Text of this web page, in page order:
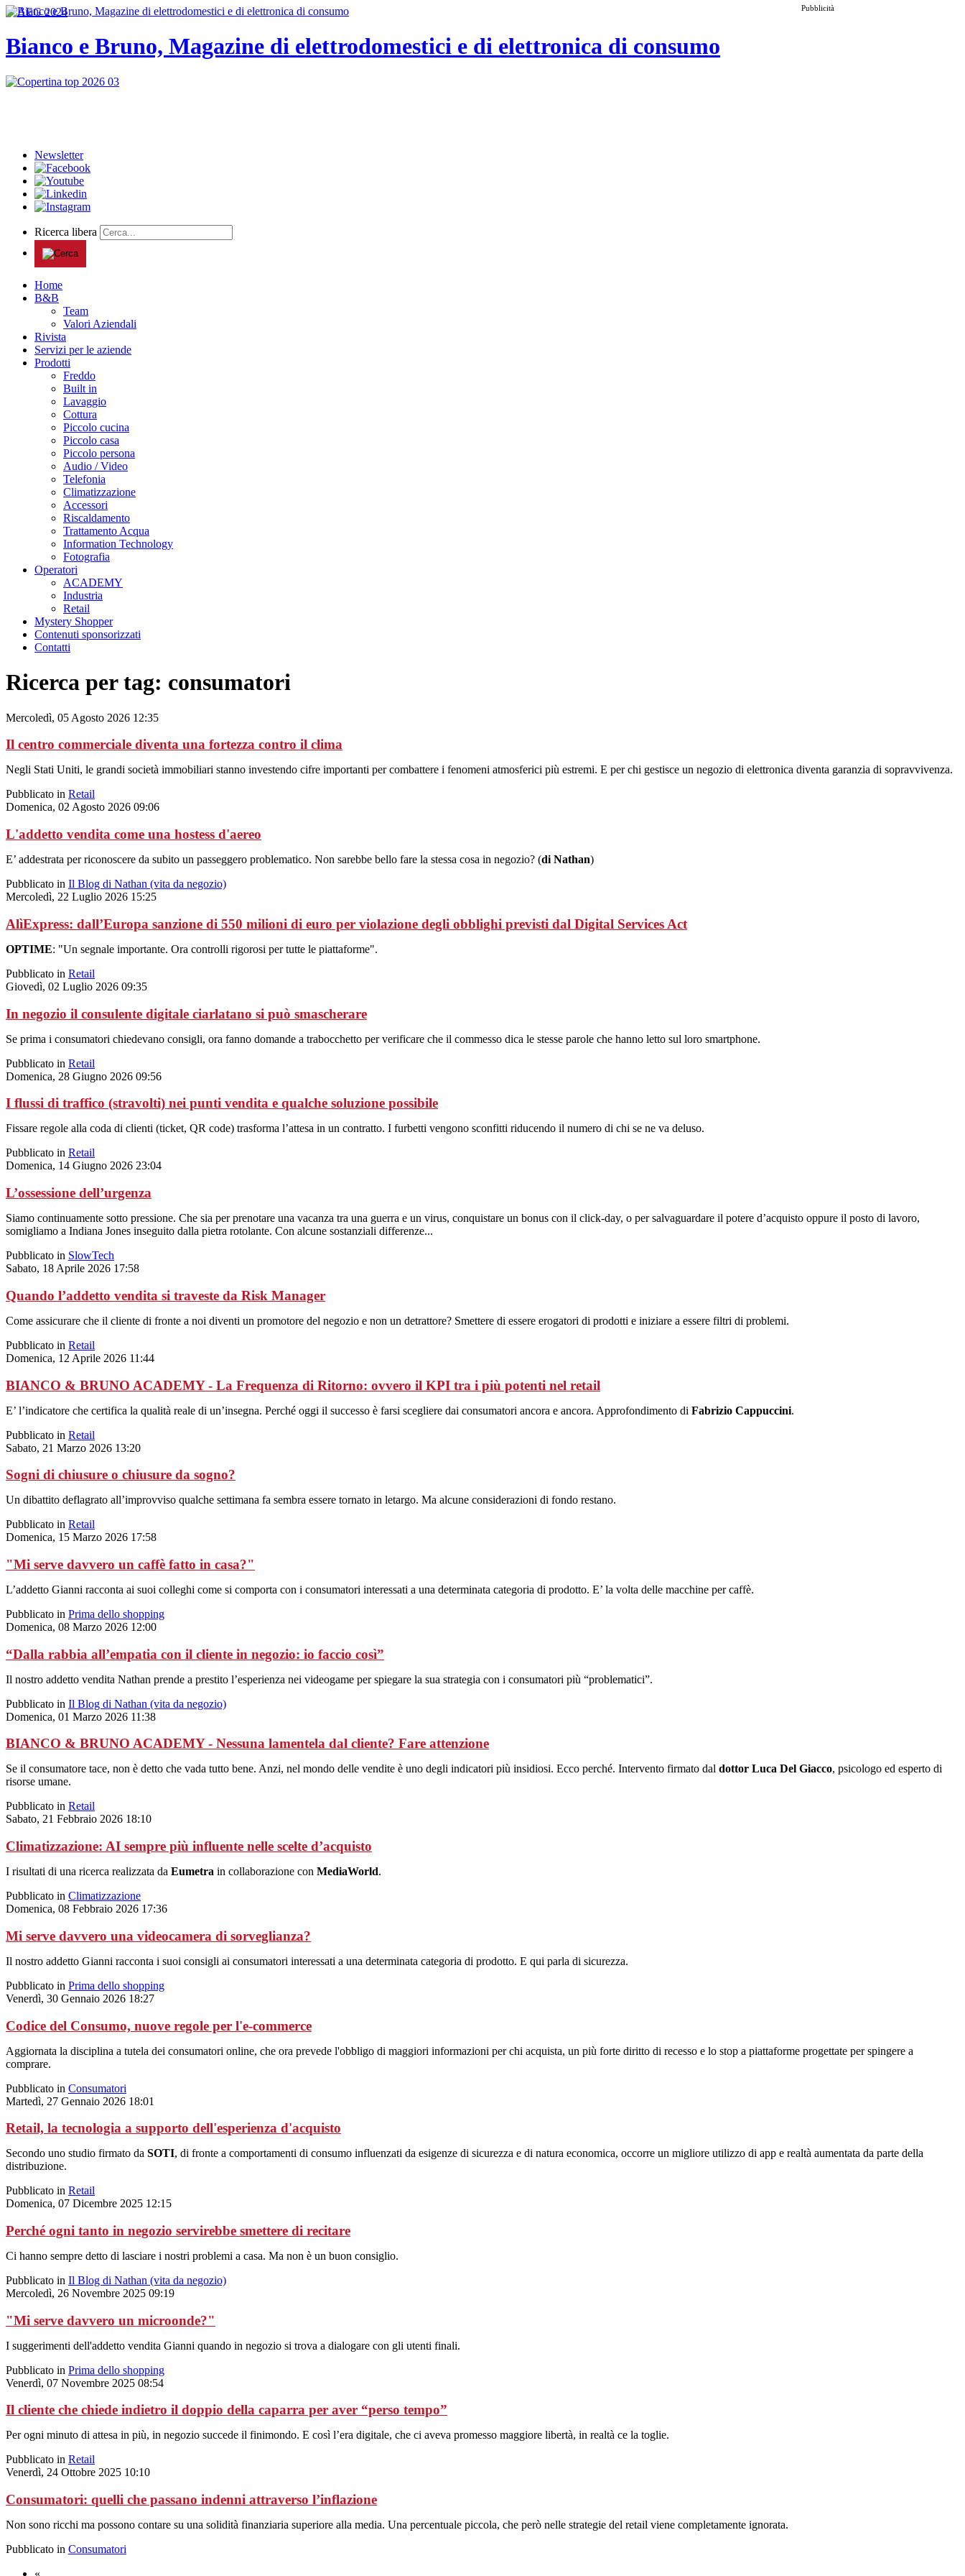
Pubblicità
Bianco e Bruno, Magazine di elettrodomestici e di elettronica di consumo
Newsletter
Ricerca libera
Home
B&B
Team
Valori Aziendali
Rivista
Servizi per le aziende
Prodotti
Freddo
Built in
Lavaggio
Cottura
Piccolo cucina
Piccolo casa
Piccolo persona
Audio / Video
Telefonia
Climatizzazione
Accessori
Riscaldamento
Trattamento Acqua
Information Technology
Fotografia
Operatori
ACADEMY
Industria
Retail
Mystery Shopper
Contenuti sponsorizzati
Contatti
Ricerca per tag: consumatori
Mercoledì, 05 Agosto 2026 12:35
Il centro commerciale diventa una fortezza contro il clima
Negli Stati Uniti, le grandi società immobiliari stanno investendo cifre importanti per combattere i fenomeni atmosferici più estremi. E per chi gestisce un negozio di elettronica diventa garanzia di sopravvivenza.
Pubblicato in Retail
Domenica, 02 Agosto 2026 09:06
L'addetto vendita come una hostess d'aereo
E’ addestrata per riconoscere da subito un passeggero problematico. Non sarebbe bello fare la stessa cosa in negozio? (di Nathan)
Pubblicato in Il Blog di Nathan (vita da negozio)
Mercoledì, 22 Luglio 2026 15:25
AlìExpress: dall’Europa sanzione di 550 milioni di euro per violazione degli obblighi previsti dal Digital Services Act
OPTIME: "Un segnale importante. Ora controlli rigorosi per tutte le piattaforme".
Pubblicato in Retail
Giovedì, 02 Luglio 2026 09:35
In negozio il consulente digitale ciarlatano si può smascherare
Se prima i consumatori chiedevano consigli, ora fanno domande a trabocchetto per verificare che il commesso dica le stesse parole che hanno letto sul loro smartphone.
Pubblicato in Retail
Domenica, 28 Giugno 2026 09:56
I flussi di traffico (stravolti) nei punti vendita e qualche soluzione possibile
Fissare regole alla coda di clienti (ticket, QR code) trasforma l’attesa in un contratto. I furbetti vengono sconfitti riducendo il numero di chi se ne va deluso.
Pubblicato in Retail
Domenica, 14 Giugno 2026 23:04
L’ossessione dell’urgenza
Siamo continuamente sotto pressione. Che sia per prenotare una vacanza tra una guerra e un virus, conquistare un bonus con il click-day, o per salvaguardare il potere d’acquisto oppure il posto di lavoro,
somigliamo a Indiana Jones inseguito dalla pietra rotolante. Con alcune sostanziali differenze...
Pubblicato in SlowTech
Sabato, 18 Aprile 2026 17:58
Quando l’addetto vendita si traveste da Risk Manager
Come assicurare che il cliente di fronte a noi diventi un promotore del negozio e non un detrattore? Smettere di essere erogatori di prodotti e iniziare a essere filtri di problemi.
Pubblicato in Retail
Domenica, 12 Aprile 2026 11:44
BIANCO & BRUNO ACADEMY - La Frequenza di Ritorno: ovvero il KPI tra i più potenti nel retail
E’ l’indicatore che certifica la qualità reale di un’insegna. Perché oggi il successo è farsi scegliere dai consumatori ancora e ancora. Approfondimento di Fabrizio Cappuccini.
Pubblicato in Retail
Sabato, 21 Marzo 2026 13:20
Sogni di chiusure o chiusure da sogno?
Un dibattito deflagrato all’improvviso qualche settimana fa sembra essere tornato in letargo. Ma alcune considerazioni di fondo restano.
Pubblicato in Retail
Domenica, 15 Marzo 2026 17:58
"Mi serve davvero un caffè fatto in casa?"
L’addetto Gianni racconta ai suoi colleghi come si comporta con i consumatori interessati a una determinata categoria di prodotto. E’ la volta delle macchine per caffè.
Pubblicato in Prima dello shopping
Domenica, 08 Marzo 2026 12:00
“Dalla rabbia all’empatia con il cliente in negozio: io faccio così”
Il nostro addetto vendita Nathan prende a prestito l’esperienza nei videogame per spiegare la sua strategia con i consumatori più “problematici”.
Pubblicato in Il Blog di Nathan (vita da negozio)
Domenica, 01 Marzo 2026 11:38
BIANCO & BRUNO ACADEMY - Nessuna lamentela dal cliente? Fare attenzione
Se il consumatore tace, non è detto che vada tutto bene. Anzi, nel mondo delle vendite è uno degli indicatori più insidiosi. Ecco perché. Intervento firmato dal dottor Luca Del Giacco, psicologo ed esperto di
risorse umane.
Pubblicato in Retail
Sabato, 21 Febbraio 2026 18:10
Climatizzazione: AI sempre più influente nelle scelte d’acquisto
I risultati di una ricerca realizzata da Eumetra in collaborazione con MediaWorld.
Pubblicato in Climatizzazione
Domenica, 08 Febbraio 2026 17:36
Mi serve davvero una videocamera di sorveglianza?
Il nostro addetto Gianni racconta i suoi consigli ai consumatori interessati a una determinata categoria di prodotto. E qui parla di sicurezza.
Pubblicato in Prima dello shopping
Venerdì, 30 Gennaio 2026 18:27
Codice del Consumo, nuove regole per l'e-commerce
Aggiornata la disciplina a tutela dei consumatori online, che ora prevede l'obbligo di maggiori informazioni per chi acquista, un più forte diritto di recesso e lo stop a piattaforme progettate per spingere a
comprare.
Pubblicato in Consumatori
Martedì, 27 Gennaio 2026 18:01
Retail, la tecnologia a supporto dell'esperienza d'acquisto
Secondo uno studio firmato da SOTI, di fronte a comportamenti di consumo influenzati da esigenze di sicurezza e di natura economica, occorre un migliore utilizzo di app e realtà aumentata da parte della
distribuzione.
Pubblicato in Retail
Domenica, 07 Dicembre 2025 12:15
Perché ogni tanto in negozio servirebbe smettere di recitare
Ci hanno sempre detto di lasciare i nostri problemi a casa. Ma non è un buon consiglio.
Pubblicato in Il Blog di Nathan (vita da negozio)
Mercoledì, 26 Novembre 2025 09:19
"Mi serve davvero un microonde?"
I suggerimenti dell'addetto vendita Gianni quando in negozio si trova a dialogare con gli utenti finali.
Pubblicato in Prima dello shopping
Venerdì, 07 Novembre 2025 08:54
Il cliente che chiede indietro il doppio della caparra per aver “perso tempo”
Per ogni minuto di attesa in più, in negozio succede il finimondo. E così l’era digitale, che ci aveva promesso maggiore libertà, in realtà ce la toglie.
Pubblicato in Retail
Venerdì, 24 Ottobre 2025 10:10
Consumatori: quelli che passano indenni attraverso l’inflazione
Non sono ricchi ma possono contare su una solidità finanziaria superiore alla media. Una percentuale piccola, che però nelle strategie del retail viene completamente ignorata.
Pubblicato in Consumatori